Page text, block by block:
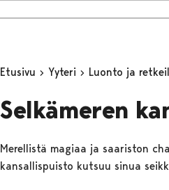
Etusivu Yyteri Luonto ja
Selkämeren
Merellistä magiaa ja saariston
kansallispuisto kutsuu sinua